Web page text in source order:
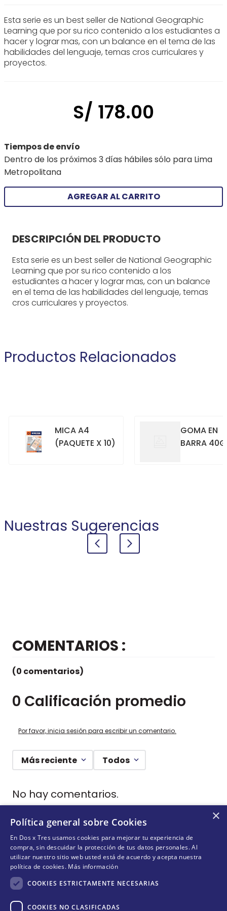
Esta serie es un best seller de National Geographic
Learning que por su rico contenido a los estudiantes a
hacer y lograr mas, con un balance en el tema de las
habilidades del lenguaje, temas cros curriculares y
proyectos.
S/ 178.00
Tiempos de envío
Dentro de los próximos 3 días hábiles sólo para Lima
Metropolitana
AGREGAR AL CARRITO
DESCRIPCIÓN DEL PRODUCTO
Esta serie es un best seller de National Geographic
Learning que por su rico contenido a los
estudiantes a hacer y lograr mas, con un balance
en el tema de las habilidades del lenguaje, temas
cros curriculares y proyectos.
Productos Relacionados
MICA A4
(PAQUETE X 10)
GOMA EN
BARRA
Nuestras Sugerencias
COMENTARIOS
0 Calificación promedio
(0 comentarios)
Por favor, inicia sesión para escribir un comentario.
Más reciente Todos
No hay comentarios.
¡DEJANDO HUELLAS! 🐾
Suscríbete y conoce nuestras acciones, campañas y
×
Política general sobre Cookies
En Dos x Tres usamos cookies para mejorar tu experiencia de
compra, sin descuidar la protección de tus datos personales. Al
utilizar nuestro sitio web usted está de acuerdo y acepta nuestra
política de cookies. Más información
COOKIES ESTRICTAMENTE NECESARIAS
COOKIES NO CLASIFICADAS